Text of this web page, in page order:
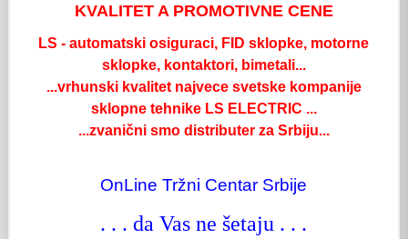
KVALITET A PROMOTIVNE CENE
LS - automatski osiguraci, FID sklopke, motorne
sklopke, kontaktori, bimetali...
...vrhunski kvalitet najvece svetske kompanije
sklopne tehnike LS ELECTRIC ...
...zvanični smo distributer za Srbiju...
OnLine Tržni Centar Srbije
. . . da Vas ne šetaju . . .
Kat. oznaka: 6534